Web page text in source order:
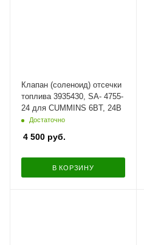
Клапан (соленоид) отсечки
топлива 3935430, SA- 4755-
24 для CUMMINS 6BT, 24В
Достаточно
4 500 руб.
В КОРЗИНУ